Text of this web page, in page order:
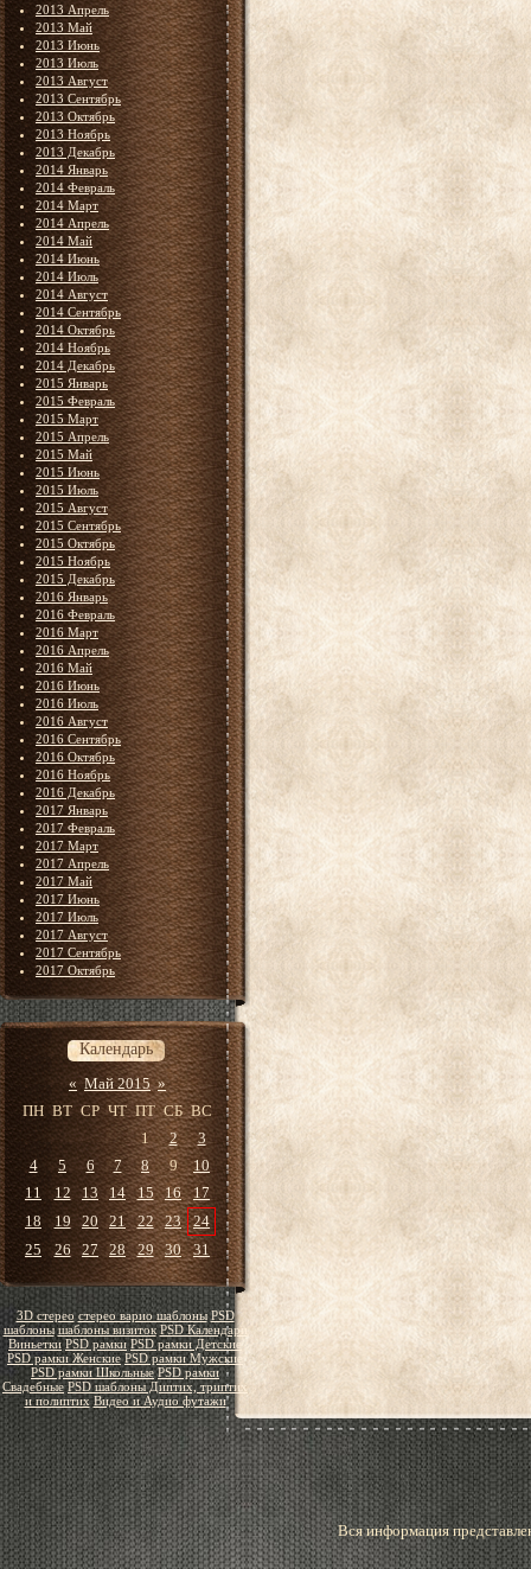
2013 Апрель
2013 Май
2013 Июнь
2013 Июль
2013 Август
2013 Сентябрь
2013 Октябрь
2013 Ноябрь
2013 Декабрь
2014 Январь
2014 Февраль
2014 Март
2014 Апрель
2014 Май
2014 Июнь
2014 Июль
2014 Август
2014 Сентябрь
2014 Октябрь
2014 Ноябрь
2014 Декабрь
2015 Январь
2015 Февраль
2015 Март
2015 Апрель
2015 Май
2015 Июнь
2015 Июль
2015 Август
2015 Сентябрь
2015 Октябрь
2015 Ноябрь
2015 Декабрь
2016 Январь
2016 Февраль
2016 Март
2016 Апрель
2016 Май
2016 Июнь
2016 Июль
2016 Август
2016 Сентябрь
2016 Октябрь
2016 Ноябрь
2016 Декабрь
2017 Январь
2017 Февраль
2017 Март
2017 Апрель
2017 Май
2017 Июнь
2017 Июль
2017 Август
2017 Сентябрь
2017 Октябрь
Календарь
« Май 2015 »
ПН ВТ СР ЧТ ПТ СБ ВС
1
2
3
4
5 6 7 8 9
10
11
12 13 14 15 16
17
18
19 20 21 22 23
24
25
26 27 28 29 30 31
3D стерео стерео варио шаблоны PSD
шаблоны шаблоны визиток PSD Календари
Виньетки PSD рамки PSD рамки Детские
PSD рамки Женские PSD рамки Мужские
PSD рамки Школьные PSD рамки
Свадебные PSD шаблоны Диптих, триптих
и полиптих Видео и Аудио футажи
Вся информация